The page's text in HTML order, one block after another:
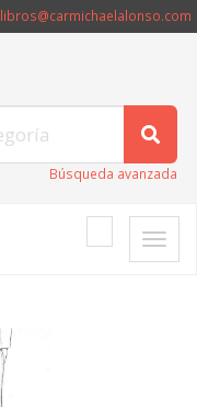
libros@carmichaelalonso.com
Búsqueda avanzada
Toggle